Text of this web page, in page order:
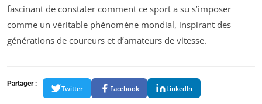
fascinant de constater comment ce sport a su s’imposer
comme un véritable phénomène mondial, inspirant des
générations de coureurs et d’amateurs de vitesse.
Partager :
Twitter Facebook LinkedIn